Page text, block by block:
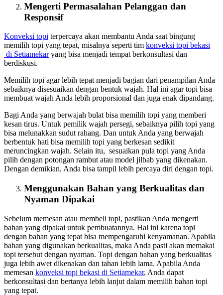
Mengerti Permasalahan Pelanggan dan
Responsif
Konveksi topi terpercaya akan membantu Anda saat bingung
memilih topi yang tepat, misalnya seperti tim konveksi topi bekasi
di Setiamekaryang bisa menjadi tempat berkonsultasi dan
berdiskusi.
Memilih topi agar lebih tepat menjadi bagian dari penampilan Anda
sebaiknya disesuaikan dengan bentuk wajah. Hal ini agar topi bisa
membuat wajah Anda lebih proporsional dan juga enak dipandang.
Bagi Anda yang berwajah bulat bisa memilih topi yang memberi
kesan tirus. Untuk pemilik wajah persegi, sebaiknya pilih topi yang
bisa melunakkan sudut rahang. Dan untuk Anda yang berwajah
berbentuk hati bisa memilih topi yang berkesan sedikit
meruncingkan wajah. Selain itu, sesuaikan pula topi yang Anda
pilih dengan potongan rambut atau model jilbab yang dikenakan.
Dengan demikian, Anda bisa tampil lebih percaya diri dengan topi.
Menggunakan Bahan yang Berkualitas dan
Nyaman Dipakai
Sebelum memesan atau membeli topi, pastikan Anda mengerti
bahan yang dipakai untuk pembuatannya. Hal ini karena topi
dengan bahan yang tepat bisa mempengaruhi kenyamanan. Apabila
bahan yang digunakan berkualitas, maka Anda pasti akan memakai
topi tersebut dengan nyaman. Topi dengan bahan yang berkualitas
juga lebih awet dikenakan dan tahan lebih lama. Apabila Anda
memesan konveksi topi bekasi di Setiamekar, Anda dapat
berkonsultasi dan bertanya lebih lanjut dalam memilih bahan topi
yang tepat.